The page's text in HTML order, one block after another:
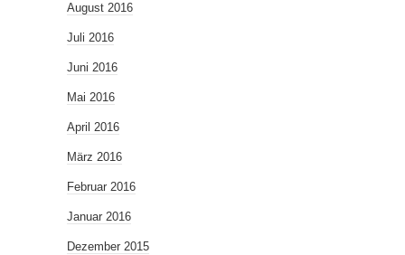
August 2016
Juli 2016
Juni 2016
Mai 2016
April 2016
März 2016
Februar 2016
Januar 2016
Dezember 2015